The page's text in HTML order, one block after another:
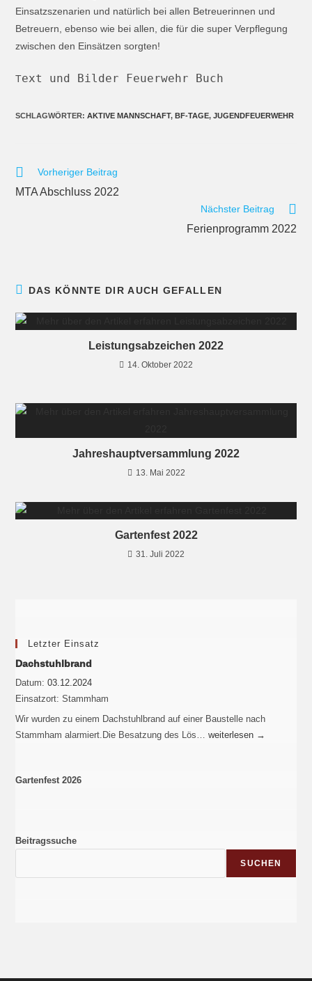
Einsatzszenarien und natürlich bei allen Betreuerinnen und
Betreuern, ebenso wie bei allen, die für die super Verpflegung
zwischen den Einsätzen sorgten!
Text und Bilder Feuerwehr Buch
SCHLAGWÖRTER:AKTIVE MANNSCHAFT, BF-TAGE, JUGENDFEUERWEHR
Vorheriger Beitrag
MTA Abschluss 2022
Nächster Beitrag
Ferienprogramm 2022
DAS KÖNNTE DIR AUCH GEFALLEN
Leistungsabzeichen 2022
14. Oktober 2022
Jahreshauptversammlung 2022
13. Mai 2022
Gartenfest 2022
31. Juli 2022
Letzter Einsatz
Dachstuhlbrand
Datum:03.12.2024
Einsatzort: Stammham
Wir wurden zu einem Dachstuhlbrand auf einer Baustelle nach
Stammham alarmiert.Die Besatzung des Lös…weiterlesen →
Gartenfest 2026
Beitragssuche
SUCHEN